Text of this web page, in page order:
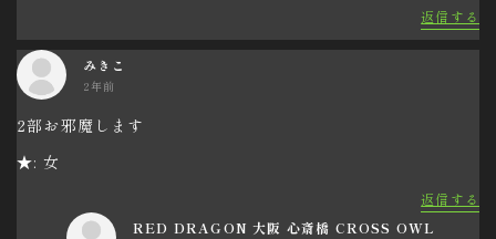
返信する
みきこ
2年前
2部お邪魔します
★: 女
返信する
RED DRAGON 大阪 心斎橋 CROSS OWL